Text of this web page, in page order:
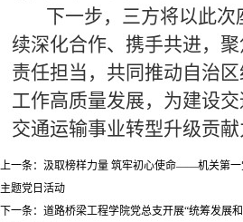
下一步，三方将以此
续深化合作、携手共进，
责任担当，共同推动自治
工作高质量发展，为建设
交通运输事业转型升级贡献
上一条： 汲取榜样力量 筑牢初心使命——机关第一
主题党日活动
下一条： 道路桥梁工程学院党总支开展“统筹发展